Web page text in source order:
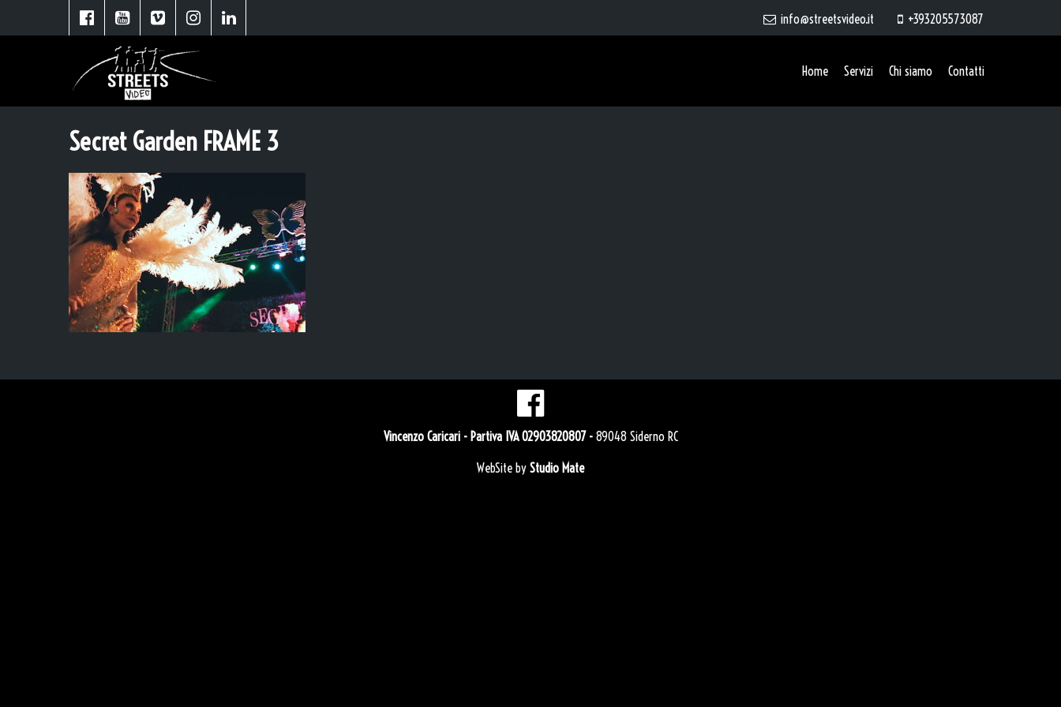
+393205573087
info@streetsvideo.it
Home Servizi Chi siamo Contatti
Secret Garden FRAME 3
Vincenzo Caricari- Partiva IVA 02903820807 - 89048 Siderno RC
WebSite by Studio Mate